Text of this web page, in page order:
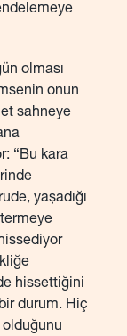
olması
onun
sahneye
“Bu kara
yaşadığı
hissettiğini
durum. Hiç
olduğunu